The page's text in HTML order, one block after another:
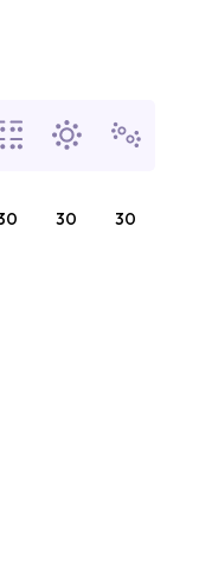
30 30